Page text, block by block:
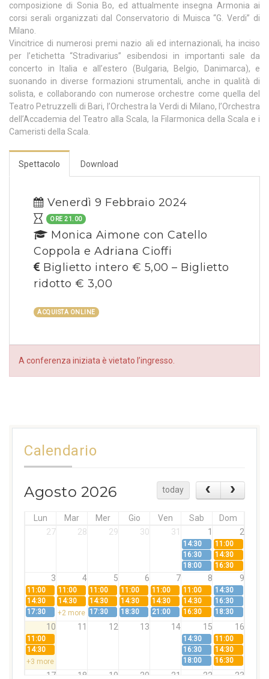
composizione di Sonia Bo, ed attualmente insegna Armonia ai
corsi serali organizzati dal Conservatorio di Muisca “G. Verdi” di
Milano.
Vincitrice di numerosi premi nazio ali ed internazionali, ha inciso
per l’etichetta “Stradivarius” esibendosi in importanti sale da
concerto in Italia e all’estero (Bulgaria, Belgio, Danimarca), e
suonando in diverse formazioni strumentali, anche in qualità di
solista, e collaborando con numerose orchestre come quella del
Teatro Petruzzelli di Bari, l’Orchestra la Verdi di Milano, l’Orchestra
dell’Accademia del Teatro alla Scala, la Filarmonica della Scala e i
Cameristi della Scala.
Spettacolo Download
Venerdì 9 Febbraio 2024
ORE 21.00
Monica Aimone con Catello
Coppola e Adriana Cioffi
Biglietto intero € 5,00 – Biglietto
ridotto € 3,00
ACQUISTA ONLINE
A conferenza iniziata è vietato l’ingresso.
Calendario
Agosto 2026 today
Lun Mar Mer Gio Ven Sab
Dom
27
28 29 30 31 1 2
14:30
11:00
16:30
14:30
18:00
16:30
3 4 5 6 7 8 9
11:00 11:00 11:00 11:00 11:00 11:00
14:30
14:30
14:30 14:30 14:30 14:30 14:30
16:30
17:30
+2 more 17:30 18:30 21:00 16:30 18:30
10 11 12 13 14 15 16
11:00 14:30
11:00
14:30
16:30
14:30
+3 more
18:00 16:30
17 18 19 20 21 22 23